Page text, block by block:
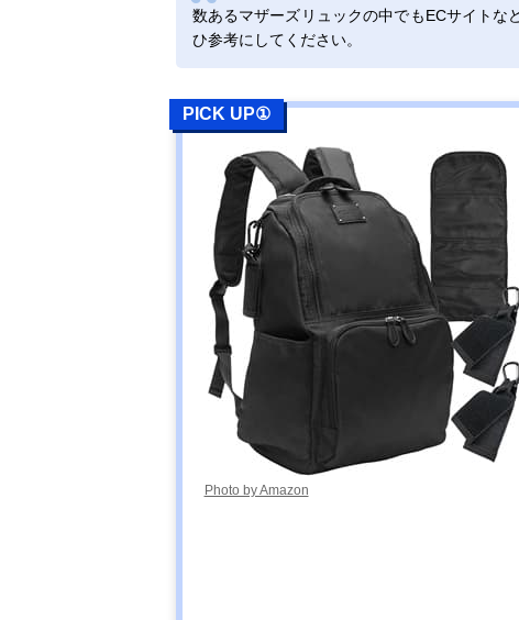
数あるマザーズリュックの中でもECサイト
ひ参考にしてください。
PICK UP①
Photo by Amazon